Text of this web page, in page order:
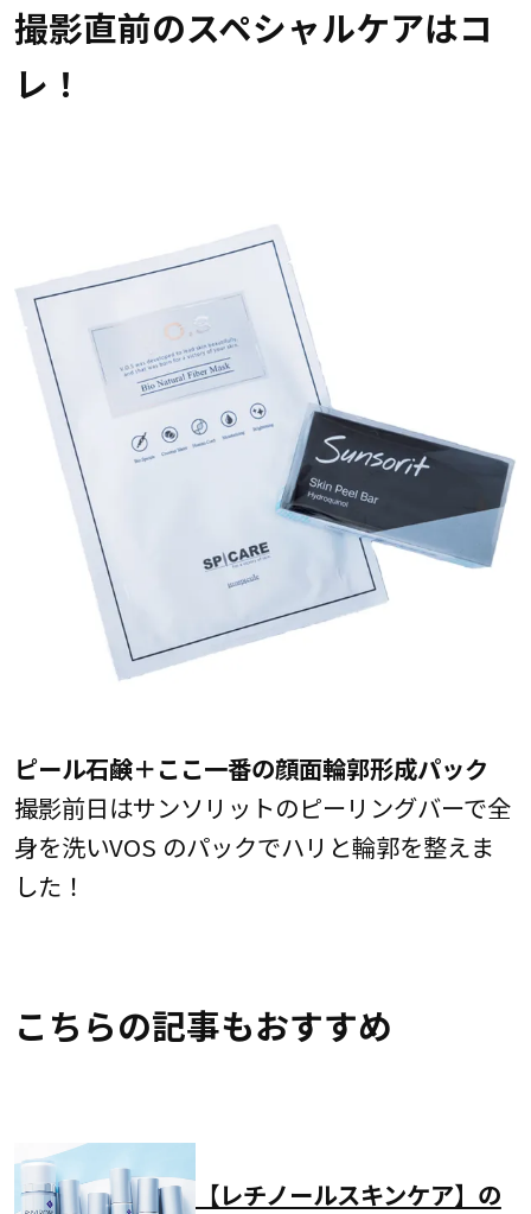
撮影直前のスペシャルケアはコ
レ！
ピール石鹸＋ここ一番の顔面輪郭形成パック
撮影前日はサンソリットのピーリングバーで全
身を洗いVOS のパックでハリと輪郭を整えま
した！
こちらの記事もおすすめ
【レチノールスキンケア】の